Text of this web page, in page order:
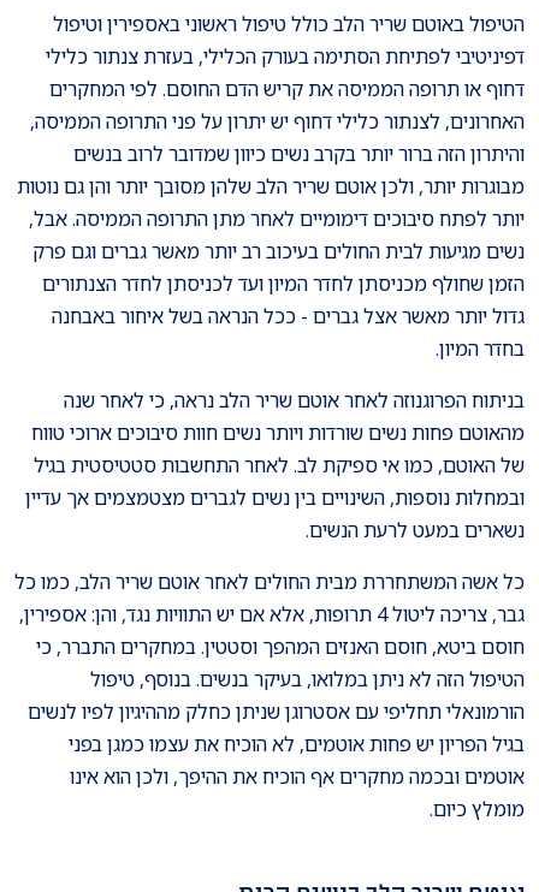
הטיפול באוטם שריר הלב כולל טיפול ראשוני באספירין וטיפול
דפיניטיבי לפתיחת הסתימה בעורק הכלילי, בעזרת צנתור כלילי
דחוף או תרופה הממיסה את קריש הדם החוסם. לפי המחקרים
האחרונים, לצנתור כלילי דחוף יש יתרון על פני התרופה הממיסה,
והיתרון הזה ברור יותר בקרב נשים כיוון שמדובר לרוב בנשים
מבוגרות יותר, ולכן אוטם שריר הלב שלהן מסובך יותר והן גם נוטות
יותר לפתח סיבוכים דימומיים לאחר מתן התרופה הממיסה. אבל,
נשים מגיעות לבית החולים בעיכוב רב יותר מאשר גברים וגם פרק
הזמן שחולף מכניסתן לחדר המיון ועד לכניסתן לחדר הצנתורים
גדול יותר מאשר אצל גברים - ככל הנראה בשל איחור באבחנה
בחדר המיון.
בניתוח הפרוגנוזה לאחר אוטם שריר הלב נראה, כי לאחר שנה
מהאוטם פחות נשים שורדות ויותר נשים חוות סיבוכים ארוכי טווח
של האוטם, כמו אי ספיקת לב. לאחר התחשבות סטטיסטית בגיל
ובמחלות נוספות, השינויים בין נשים לגברים מצטמצמים אך עדיין
נשארים במעט לרעת הנשים.
כל אשה המשתחררת מבית החולים לאחר אוטם שריר הלב, כמו כל
גבר, צריכה ליטול 4 תרופות, אלא אם יש התוויות נגד, והן: אספירין,
חוסם ביטא, חוסם האנזים המהפך וסטטין. במחקרים התברר, כי
הטיפול הזה לא ניתן במלואו, בעיקר בנשים. בנוסף, טיפול
הורמונאלי תחליפי עם אסטרוגן שניתן כחלק מההיגיון לפיו לנשים
בגיל הפריון יש פחות אוטמים, לא הוכיח את עצמו כמגן בפני
אוטמים ובכמה מחקרים אף הוכיח את ההיפך, ולכן הוא אינו
מומלץ כיום.